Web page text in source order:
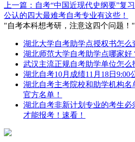
上一篇：自考“中国近现代史纲要”复
公认的四大最难考自考专业有这些！
"自考本科想考研，注意这四个问题！
湖北大学自考助学点授权书怎么
湖北师范大学自考助学点哪家好
武汉主流正规自考助学单位怎么
湖北自考10月成绩11月18日9:00
湖北自考主考院校和助学机构名
官方名单！
湖北自考非新计划专业的考生必
才能报考！速看！